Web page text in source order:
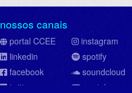
nossos canais
portal CCEE
linkedin
facebook
twitter
instagram
spotify
soundcloud
youtube